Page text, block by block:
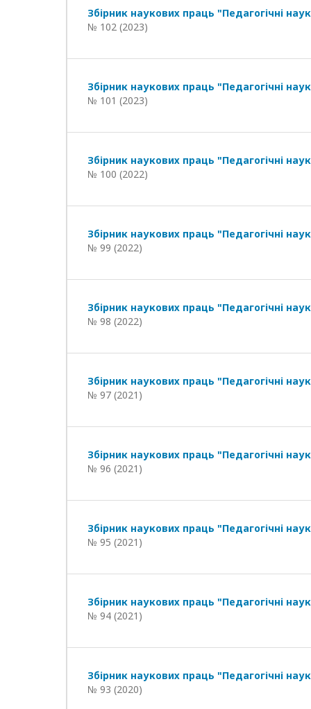
Збірник наукових праць "Педагогічні
№ 102 (2023)
Збірник наукових праць "Педагогічні
№ 101 (2023)
Збірник наукових праць "Педагогічні
№ 100 (2022)
Збірник наукових праць "Педагогічні
№ 99 (2022)
Збірник наукових праць "Педагогічні
№ 98 (2022)
Збірник наукових праць "Педагогічні
№ 97 (2021)
Збірник наукових праць "Педагогічні
№ 96 (2021)
Збірник наукових праць "Педагогічні
№ 95 (2021)
Збірник наукових праць "Педагогічні
№ 94 (2021)
Збірник наукових праць "Педагогічні
№ 93 (2020)